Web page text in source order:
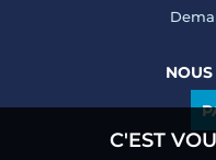
C'EST